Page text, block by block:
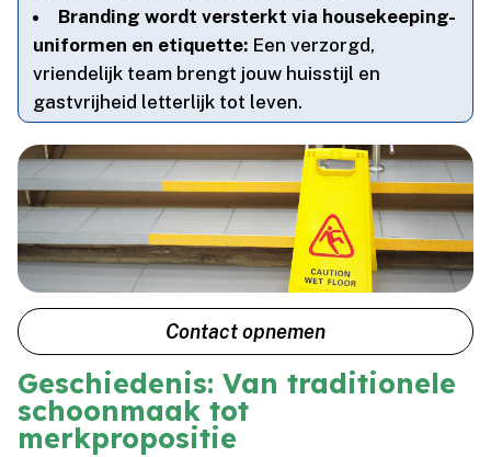
Branding wordt versterkt via housekeeping-
uniformen en etiquette: Een verzorgd,
vriendelijk team brengt jouw huisstijl en
gastvrijheid letterlijk tot leven.​
Contact opnemen
Geschiedenis: Van traditionele
schoonmaak tot
merkpropositie